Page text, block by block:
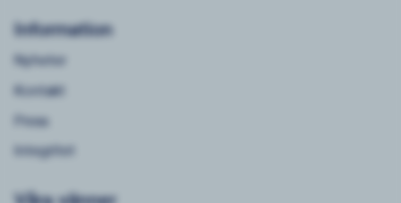
Information
Nyheter
Kontakt
Press
Integritet